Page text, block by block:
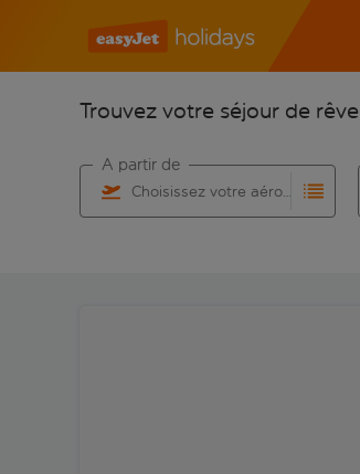
Trouvez votre séjour de rêve
Choisissez votre aéroport
À partir de